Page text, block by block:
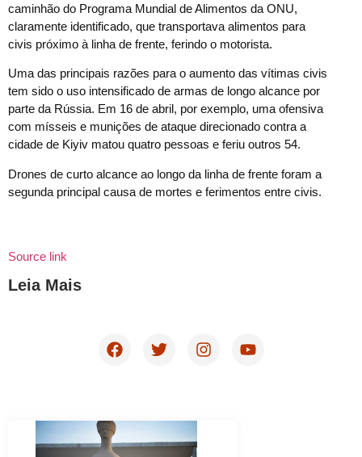
caminhão do Programa Mundial de Alimentos da ONU,
claramente identificado, que transportava alimentos para
civis próximo à linha de frente, ferindo o motorista.
Uma das principais razões para o aumento das vítimas civis
tem sido o uso intensificado de armas de longo alcance por
parte da Rússia. Em 16 de abril, por exemplo, uma ofensiva
com mísseis e munições de ataque direcionado contra a
cidade de Kiyiv matou quatro pessoas e feriu outros 54.
Drones de curto alcance ao longo da linha de frente foram a
segunda principal causa de mortes e ferimentos entre civis.
Source link
Leia Mais